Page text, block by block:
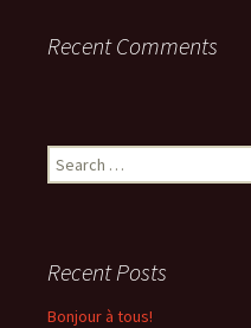
Recent Comments
Search
for:
Recent Posts
Bonjour à tous!